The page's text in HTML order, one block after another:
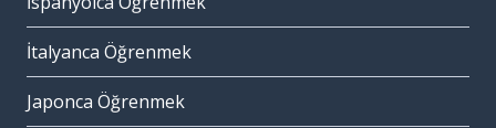
İtalyanca Öğrenmek
Japonca Öğrenmek